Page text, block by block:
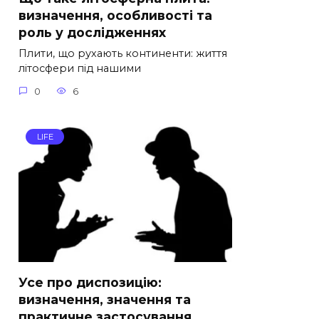
визначення, особливості та
роль у дослідженнях
Плити, що рухають континенти: життя
літосфери під нашими
0 6
LIFE
Усе про диспозицію:
визначення, значення та